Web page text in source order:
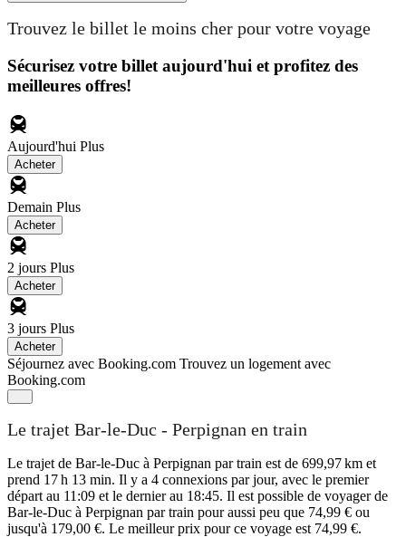
Trouvez le billet le moins cher pour votre voyage
Sécurisez votre billet aujourd'hui et profitez des
meilleures offres!
Aujourd'hui Plus
Acheter
Demain Plus
Acheter
2 jours Plus
Acheter
3 jours Plus
Acheter
Séjournez avec Booking.com Trouvez un logement avec
Booking.com
Le trajet Bar-le-Duc - Perpignan en train
Le trajet de Bar-le-Duc à Perpignan par train est de 699,97 km et
prend 17 h 13 min. Il y a 4 connexions par jour, avec le premier
départ au 11:09 et le dernier au 18:45. Il est possible de voyager de
Bar-le-Duc à Perpignan par train pour aussi peu que 74,99 € ou
jusqu'à 179,00 €. Le meilleur prix pour ce voyage est 74,99 €.